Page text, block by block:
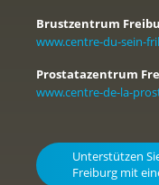
Brustzentrum
www.centre-du-sein-
Prostatazentrum
www.centre-de-la-
Unterstützen
Freiburg mit